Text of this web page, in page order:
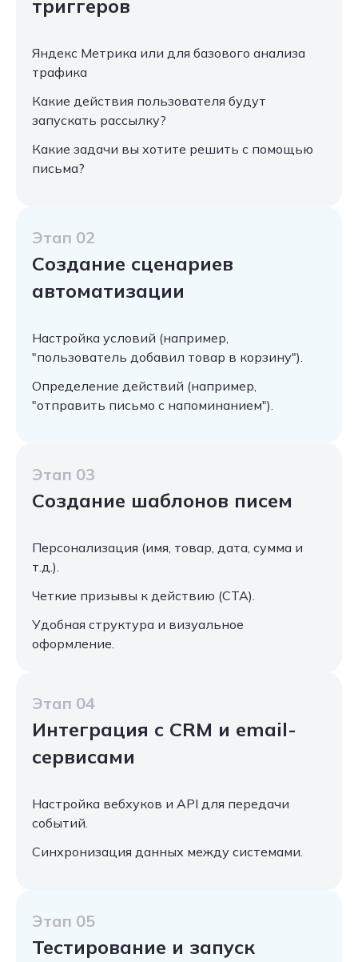
триггеров
Яндекс Метрика или для базового анализа
трафика
Какие действия пользователя будут
запускать рассылку?
Какие задачи вы хотите решить с помощью
письма?
Этап 02
Создание сценариев
автоматизации
Настройка условий (например,
"пользователь добавил товар в корзину").
Определение действий (например,
"отправить письмо с напоминанием").
Этап 03
Создание шаблонов писем
Персонализация (имя, товар, дата, сумма и
т.д.).
Четкие призывы к действию (CTA).
Удобная структура и визуальное
оформление.
Этап 04
Интеграция с CRM и email-
сервисами
Настройка вебхуков и API для передачи
событий.
Синхронизация данных между системами.
Этап 05
Тестирование и запуск